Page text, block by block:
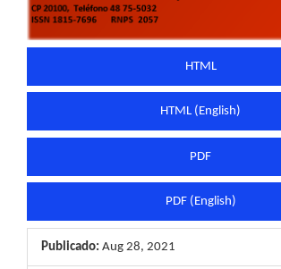
HTML
HTML (English)
PDF
PDF (English)
Publicado: Aug 28, 2021